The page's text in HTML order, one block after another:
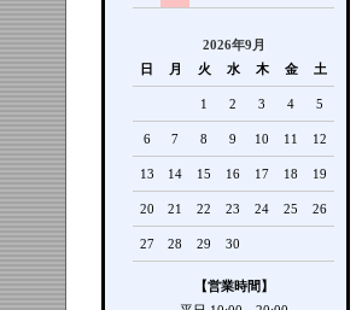
2026年9月
日
月 火 水 木 金 土
1 2 3 4 5
6 7 8 9 10 11 12
13 14 15 16 17 18 19
20 21 22 23 24 25 26
27 28 29 30
【営業時間】